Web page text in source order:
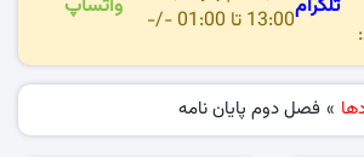
تلگرام13:00 تا 01:00 -/-
واتساپ
» فصل دوم پایان نامه